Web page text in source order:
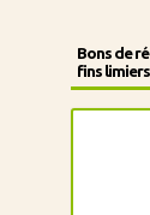
Bons de
fins